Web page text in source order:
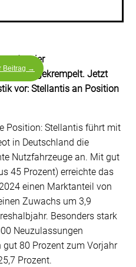
der vier
umgekrempelt. Jetzt
vor: Stellantis an Position
Position: Stellantis führt mit
in Deutschland die
Nutzfahrzeuge an. Mit gut
45 Prozent) erreichte das
einen Marktanteil von
Zuwachs um 3,9
Besonders stark
Neuzulassungen
80 Prozent zum Vorjahr
Prozent.
Beitrag →